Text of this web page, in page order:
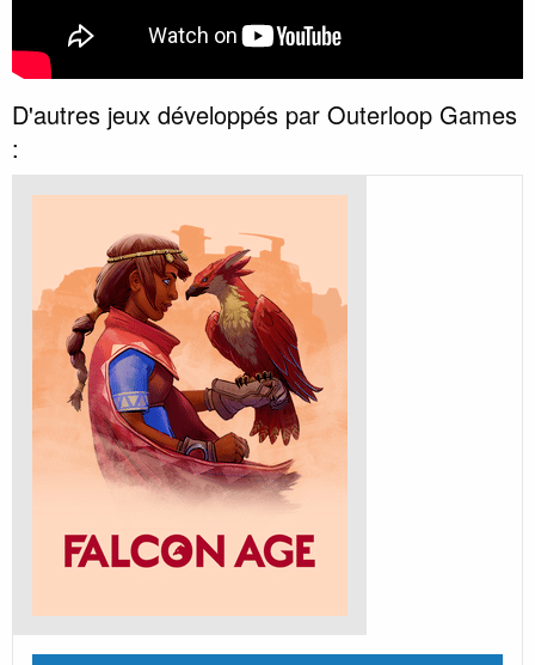
D'autres jeux développés par Outerloop Games
: